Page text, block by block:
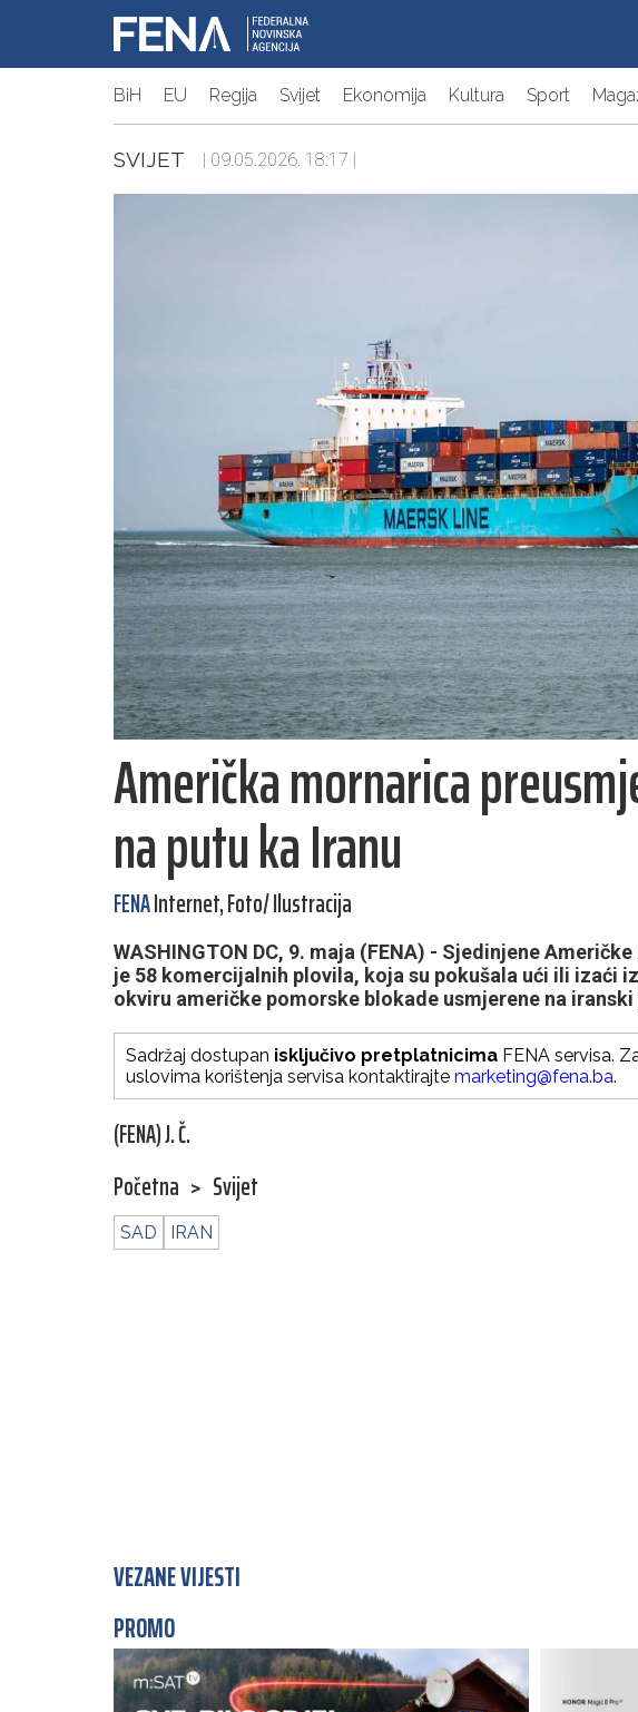
BiH EU Regija Svijet Ekonomija Kultura Sport
SVIJET | 09.05.2026. 18:17 |
Američka mornarica
na putu ka Iranu
FENAInternet, Foto/ Ilustracija
WASHINGTON DC, 9. maja (FENA) - Sjedinjene
je 58 komercijalnih plovila, koja su pokušala ući ili izaći
okviru američke pomorske blokade usmjerene na
Sadržaj dostupan isključivo pretplatnicima FENA servisa.
uslovima korištenja servisa kontaktirajte marketing@fena.ba.
(FENA) J. Č.
Početna > Svijet
SAD IRAN
VEZANE VIJESTI
PROMO